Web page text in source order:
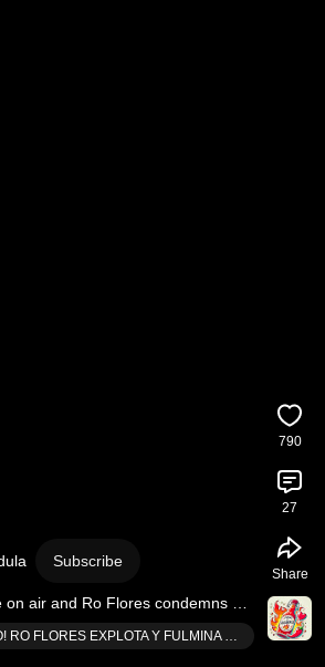
Subscribe
on air and Ro Flores condemns
García live on air!
¡SE LÍA EN DIRECTO! RO FLORES EXPLOTA Y FULMINA GRAVEMENTE POR EMMA GARCÍA POR NAGORE ROBLES
790
27
Share